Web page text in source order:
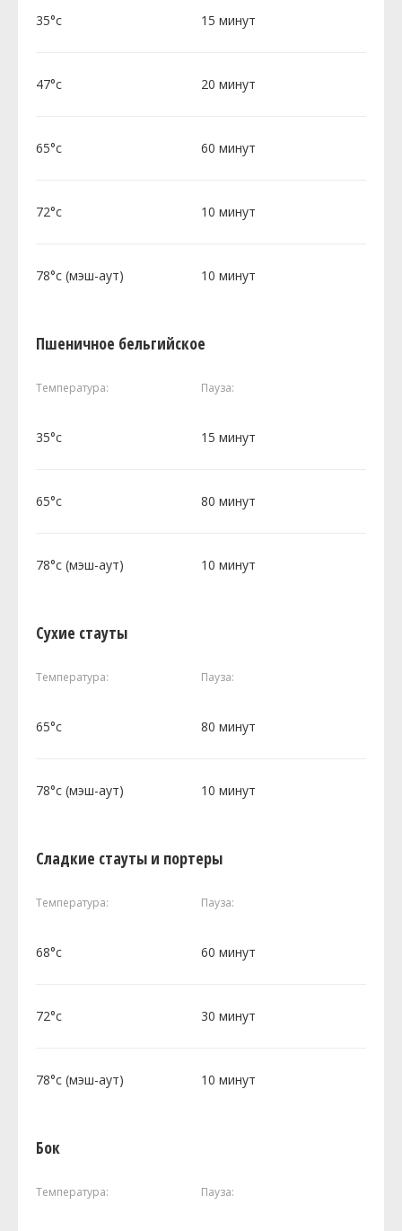
35°c 15 минут
47°c 20 минут
65°c 60 минут
72°c 10 минут
78°c (мэш-аут) 10 минут
Пшеничное бельгийское
Температура: Пауза:
35°c 15 минут
65°c 80 минут
78°c (мэш-аут) 10 минут
Сухие стауты
Температура: Пауза:
65°c 80 минут
78°c (мэш-аут) 10 минут
Сладкие стауты и портеры
Температура: Пауза:
68°c 60 минут
72°c 30 минут
78°c (мэш-аут) 10 минут
Бок
Температура: Пауза: